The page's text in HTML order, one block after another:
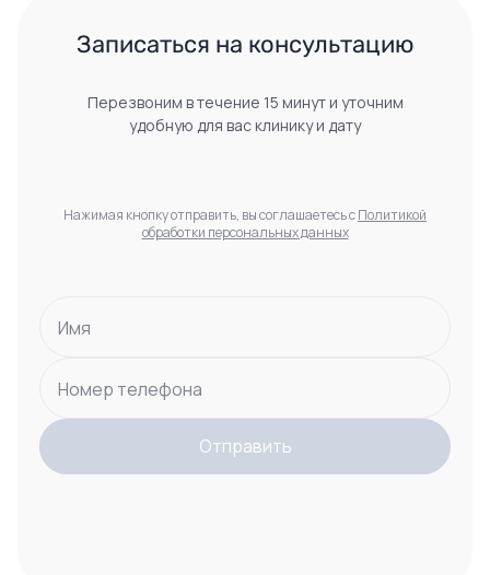
Записаться на консультацию
Перезвоним в течение 15 минут и уточним
удобную для вас клинику и дату
Нажимая кнопку отправить, вы соглашаетесь сПолитикой
обработки персональных данных
Имя
Номер телефона
Отправить